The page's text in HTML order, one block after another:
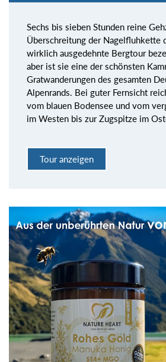
Sechs bis sieben Stunden reine
Überschreitung der Nagelfluhkette
wirklich ausgedehnte Bergtour
aber ist sie eine der schönsten
Gratwanderungen des gesamten
Alpenrands. Bei guter Fernsicht
vom blauen Bodensee und vom
im Westen bis zur Zugspitze im
Tour anzeigen